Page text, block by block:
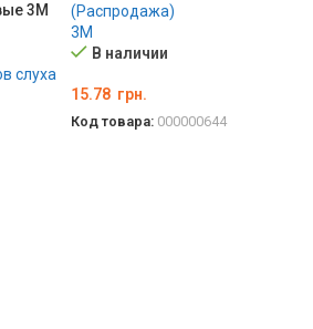
3M
слуха
(Распродажа)
3М
В наличии
15.78 грн.
Код товара: 000000644